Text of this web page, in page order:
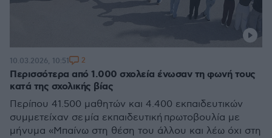
Περισσότερα από 1.000 σχολεία ένωσαν τη φωνή τους
κατά της σχολικής βίας
Περίπου 41.500 μαθητών και 4.400 εκπαιδευτικών
συμμετείχαν σε μία εκπαιδευτική πρωτοβουλία με
μήνυμα «Μπαίνω στη θέση του άλλου και λέω όχι στη
10.03.2026, 10:51 2